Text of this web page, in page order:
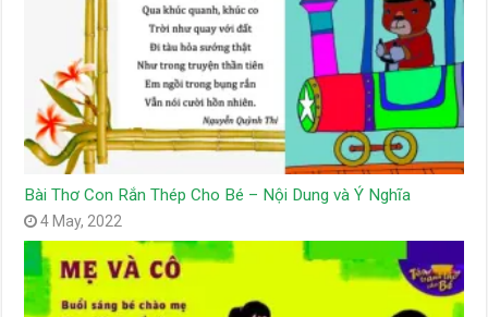
Bài Thơ Con Rắn Thép Cho Bé – Nội Dung và Ý Nghĩa
4 May, 2022